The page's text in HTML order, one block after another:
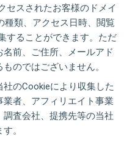
セスされたお客様のドメイ
種類、アクセス日時、閲覧
することができます。ただ
前、ご住所、メールアド
のではございません。
社のCookieにより収集した
者、アフィリエイト事業
査会社、提携先等の当社
。